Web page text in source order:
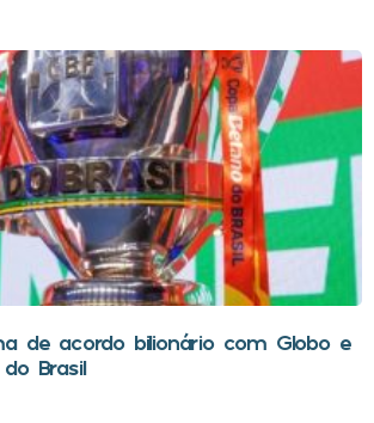
de acordo bilionário com Globo e
Brasil